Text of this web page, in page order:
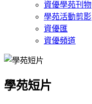
資優學苑刊物
學苑活動剪影
資優匯
資優頻道
學苑短片